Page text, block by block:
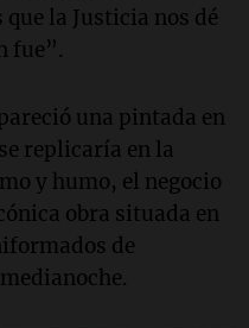
la Justicia nos dé
fue”.
una pintada en
replicaría en la
y humo, el negocio
obra situada en
de